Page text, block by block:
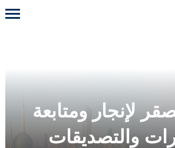
لإنجار ومتابعة
والتصديقات